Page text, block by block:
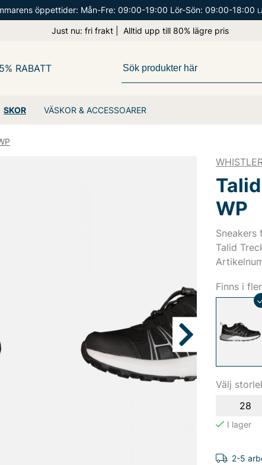
öppettider: Mån-Fre: 09:00-19:00 Lör-Sön: 09:00-18:00
Just nu: fri frakt | Alltid upp till 80% lägre pris
SKOR VÄSKOR & ACCESSOARER
RABATT
WP
Sneakers
Talid
Finns i
Välj
28
2-5